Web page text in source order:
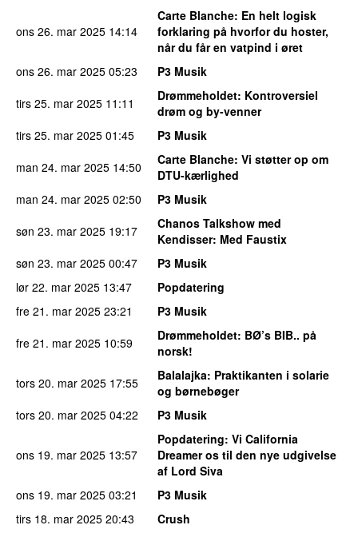
ons 26. mar 2025 14:14
Carte Blanche: En helt logisk
forklaring på hvorfor du hoster,
når du får en vatpind i øret
ons 26. mar 2025 05:23
P3 Musik
tirs 25. mar 2025 11:11 Drømmeholdet: Kontroversiel
drøm og by-venner
tirs 25. mar 2025 01:45
P3 Musik
man 24. mar 2025 14:50 Carte Blanche: Vi støtter op om
DTU-kærlighed
man 24. mar 2025 02:50
P3 Musik
søn 23. mar 2025 19:17
Chanos Talkshow med
Kendisser: Med Faustix
søn 23. mar 2025 00:47
P3 Musik
lør 22. mar 2025 13:47
Popdatering
fre 21. mar 2025 23:21
P3 Musik
fre 21. mar 2025 10:59 Drømmeholdet: BØ’s BIB.. på
norsk!
tors 20. mar 2025 17:55 Balalajka: Praktikanten i solarie
og børnebøger
tors 20. mar 2025 04:22 P3 Musik
ons 19. mar 2025 13:57
Popdatering: Vi California
Dreamer os til den nye udgivelse
af Lord Siva
ons 19. mar 2025 03:21
P3 Musik
tirs 18. mar 2025 20:43
Crush